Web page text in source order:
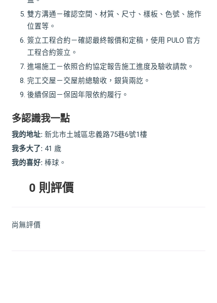
雙方溝通－確認空間、材質、尺寸、樣板、色號、施作
位置等。
簽立工程合約－確認最終報價和定稿，使用 PULO 官方
工程合約簽立。
進場施工－依照合約協定報告施工進度及驗收請款。
完工交屋－交屋前總驗收，銀貨兩訖。
後續保固－保固年限依約履行。
多認識我一點
我的地址: 新北市土城區忠義路75巷6號1樓
我多大了: 41 歲
我的喜好: 棒球。
0 則評價
尚無評價